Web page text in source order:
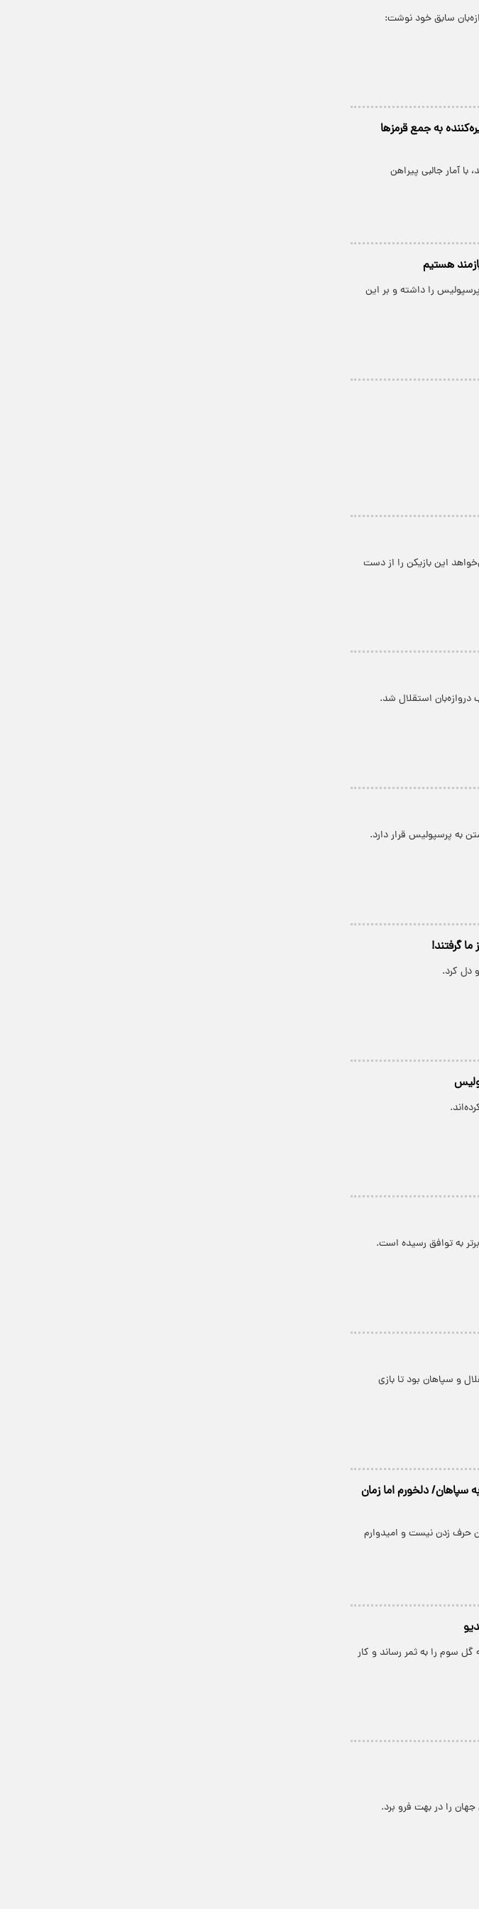
سابق خود نوشت:
به جمع قرمزها
با آمار جالبی پیراهن
هستیم
را داشته و بر این
این بازیکن را از دست
دروازه‌بان استقلال شد.
به پرسپولیس قرار دارد.
گرفتند!
دل کرد.
به توافق رسیده است.
و سپاهان بود تا بازی
سپاهان/ دلخورم اما زمان
حرف زدن نیست و امیدوارم
سوم را به ثمر رساند و کار
را در بهت فرو برد.